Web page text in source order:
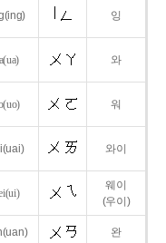
(ing) 잉
(ua) 와
(uo) 워
(uai) 와이
(ui)
웨이
(우이)
(uan) 완